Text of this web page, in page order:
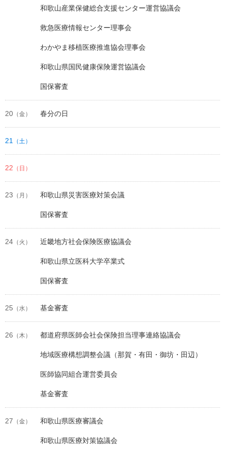
和歌山産業保健総合支援センター運営協議会
救急医療情報センター理事会
わかやま移植医療推進協会理事会
和歌山県国民健康保険運営協議会
国保審査
20 （金） 春分の日
21 （土）
22 （日）
23 （月） 和歌山県災害医療対策会議
国保審査
24 （火） 近畿地方社会保険医療協議会
和歌山県立医科大学卒業式
国保審査
25 （水） 基金審査
26 （木） 都道府県医師会社会保険担当理事連絡協議会
地域医療構想調整会議（那賀・有田・御坊・田辺）
医師協同組合運営委員会
基金審査
27 （金） 和歌山県医療審議会
和歌山県医療対策協議会